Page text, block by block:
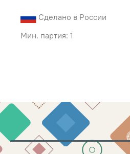
Сделано в России
Мин. партия: 1